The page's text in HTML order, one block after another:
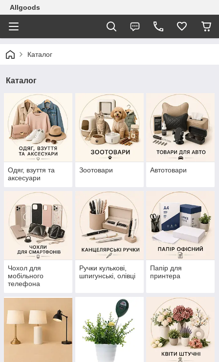
Allgoods
Каталог
Каталог
Одяг, взуття та
аксесуари
Зоотовари Автотовари
Чохол для
мобільного
телефона
Ручки кулькові,
шпигунські, олівці
Папір для
принтера